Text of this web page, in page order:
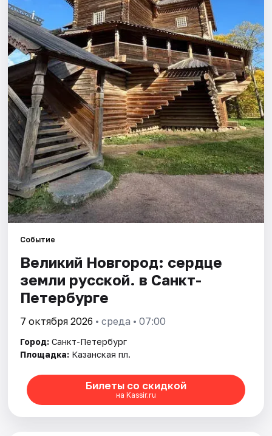
Города
Площадки
Артисты
Рейтинги
Событие
Великий Новгород: сердце
земли русской. в Санкт-
Петербурге
7 октября 2026 • среда • 07:00
Город: Санкт-Петербург
Площадка: Казанская пл.
Билеты со скидкой
на Kassir.ru